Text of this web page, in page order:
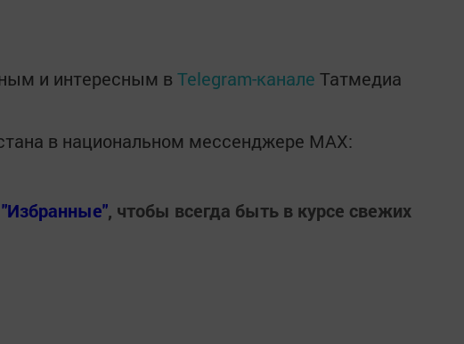
и интересным в Telegram-канале Татмедиа
в национальном мессенджере MАХ:
"Избранные", чтобы всегда быть в курсе свежих